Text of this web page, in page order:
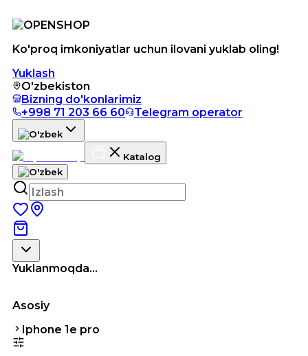
Ko'proq imkoniyatlar uchun ilovani yuklab oling!
Yuklash
O'zbekiston
Bizning do'konlarimiz
+998 71 203 66 60
Telegram operator
Katalog
Yuklanmoqda...
Asosiy
Iphone 1e pro